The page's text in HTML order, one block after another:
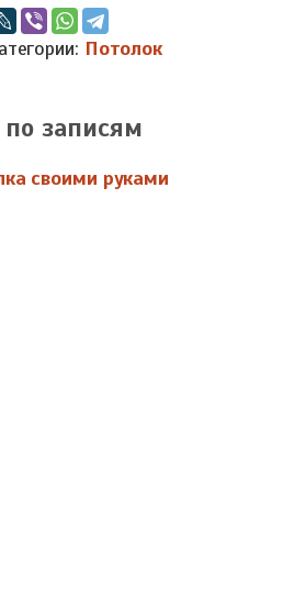
Потолок
записям
своими руками